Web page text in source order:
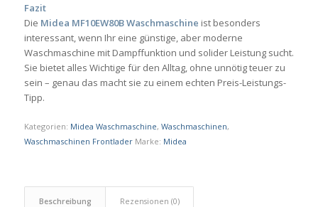
Fazit
Die Midea MF10EW80B Waschmaschine ist besonders
interessant, wenn Ihr eine günstige, aber moderne
Waschmaschine mit Dampffunktion und solider Leistung sucht.
Sie bietet alles Wichtige für den Alltag, ohne unnötig teuer zu
sein – genau das macht sie zu einem echten Preis-Leistungs-
Tipp.
Kategorien: Midea Waschmaschine, Waschmaschinen,
Waschmaschinen Frontlader Marke: Midea
Beschreibung Rezensionen (0)